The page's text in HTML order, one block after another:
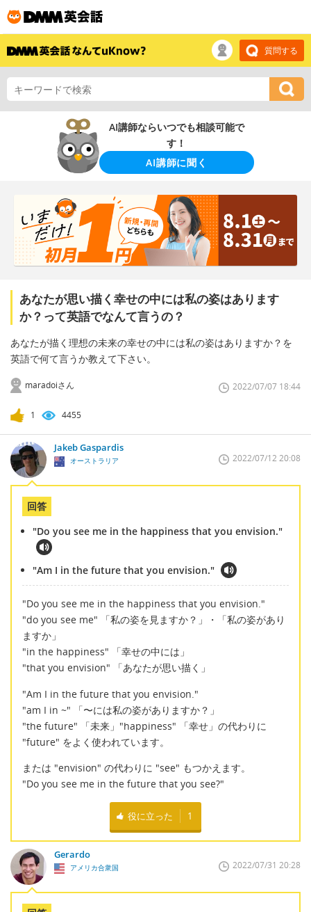
質問する
AI講師ならいつでも相談可能で
す！
AI講師に聞く
あなたが思い描く幸せの中には私の姿はあります
か？って英語でなんて言うの？
あなたが描く理想の未来の幸せの中には私の姿はありますか？を
英語で何て言うか教えて下さい。
maradoiさん 2022/07/07 18:44
1 4455
Jakeb Gaspardis
オーストラリア 2022/07/12 20:08
回答
"Do you see me in the happiness that you envision."
"Am I in the future that you envision."
"Do you see me in the happiness that you envision."
"do you see me" 「私の姿を見ますか？」・「私の姿があり
ますか」
"in the happiness" 「幸せの中には」
"that you envision" 「あなたが思い描く」
"Am I in the future that you envision."
"am I in ~" 「〜には私の姿がありますか？」
"the future" 「未来」"happiness" 「幸せ」の代わりに
"future" をよく使われています。
または "envision" の代わりに "see" もつかえます。
"Do you see me in the future that you see?"
役に立った 1
Gerardo
アメリカ合衆国 2022/07/31 20:28